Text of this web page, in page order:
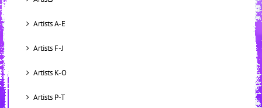
Artists A-E
Artists F-J
Artists K-O
Artists P-T